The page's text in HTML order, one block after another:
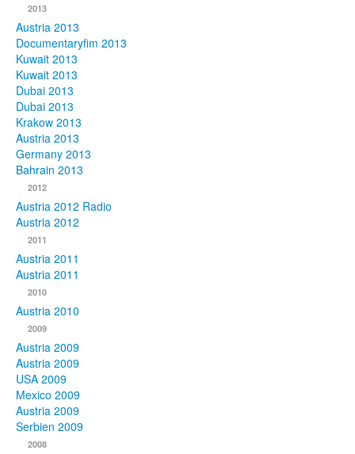
2013
Austria 2013
Documentaryfim 2013
Kuwait 2013
Kuwait 2013
Dubai 2013
Dubai 2013
Krakow 2013
Austria 2013
Germany 2013
Bahrain 2013
2012
Austria 2012 Radio
Austria 2012
2011
Austria 2011
Austria 2011
2010
Austria 2010
2009
Austria 2009
Austria 2009
USA 2009
Mexico 2009
Austria 2009
Serbien 2009
2008